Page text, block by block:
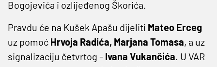
Bogojevića i ozlijeđenog Škorića.
Pravdu će na Kušek Apašu dijeliti Mateo Erceg
uz pomoć Hrvoja Radića, Marjana Tomasa, a uz
signalizaciju četvrtog - Ivana Vukančića . U VAR